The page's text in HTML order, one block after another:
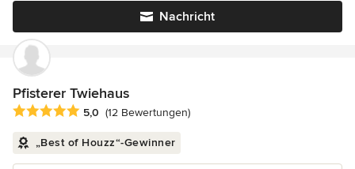
Nachricht
Pfisterer Twiehaus
Durchschnittliche Bewertung: 5 von 5 Sternen
5,0 (12 Bewertungen)
„Best of Houzz“-Gewinner